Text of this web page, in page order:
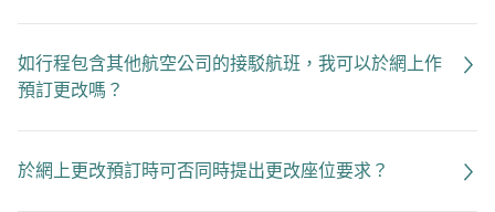
如行程包含其他航空公司的接駁航班，我可以於網上作
預訂更改嗎？
於網上更改預訂時可否同時提出更改座位要求？